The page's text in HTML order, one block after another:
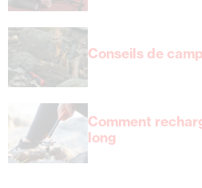
Conseils de
Comment
long